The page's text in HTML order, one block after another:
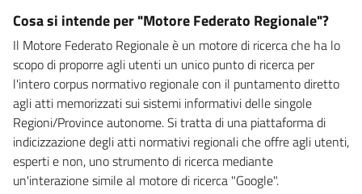
Cosa si intende per "Motore Federato Regionale"?
Il Motore Federato Regionale è un motore di ricerca che ha lo
scopo di proporre agli utenti un unico punto di ricerca per
l'intero corpus normativo regionale con il puntamento diretto
agli atti memorizzati sui sistemi informativi delle singole
Regioni/Province autonome. Si tratta di una piattaforma di
indicizzazione degli atti normativi regionali che offre agli utenti,
esperti e non, uno strumento di ricerca mediante
un'interazione simile al motore di ricerca "Google".